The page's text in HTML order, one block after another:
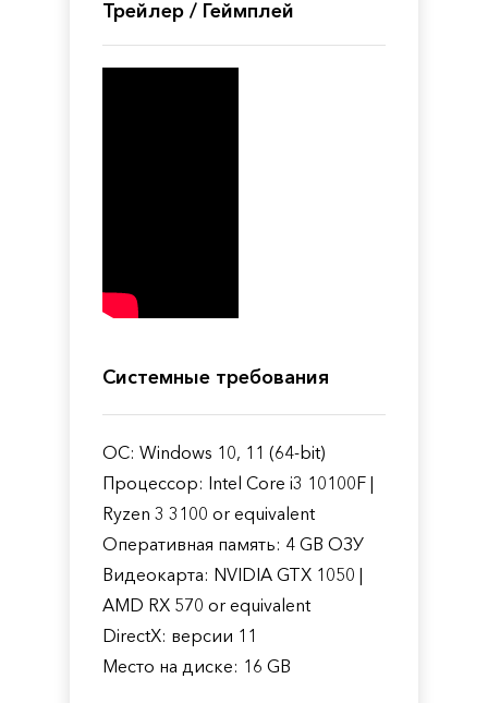
Трейлер / Геймплей
Системные требования
ОС: Windows 10, 11 (64-bit)
Процессор: Intel Core i3 10100F |
Ryzen 3 3100 or equivalent
Оперативная память: 4 GB ОЗУ
Видеокарта: NVIDIA GTX 1050 |
AMD RX 570 or equivalent
DirectX: версии 11
Место на диске: 16 GB